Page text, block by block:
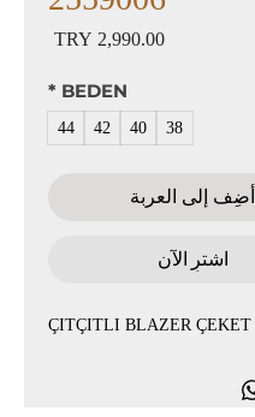
السعر
BEDEN
*
38
40
42
44
أضِف إلى العربة
اشترِ الآن
ÇITÇITLI BLAZER ÇEKET